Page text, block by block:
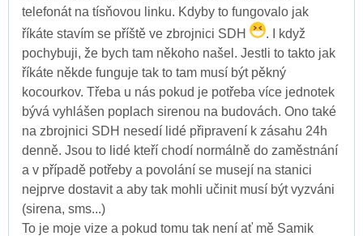
telefonát na tísňovou linku. Kdyby to fungovalo jak
říkáte stavím se příště ve zbrojnici SDH
. I když
pochybuji, že bych tam někoho našel. Jestli to takto jak
říkáte někde funguje tak to tam musí být pěkný
kocourkov. Třeba u nás pokud je potřeba více jednotek
bývá vyhlášen poplach sirenou na budovách. Ono také
na zbrojnici SDH nesedí lidé připravení k zásahu 24h
denně. Jsou to lidé kteří chodí normálně do zaměstnání
a v případě potřeby a povolání se musejí na stanici
nejprve dostavit a aby tak mohli učinit musí být vyzváni
(sirena, sms...)
To je moje vize a pokud tomu tak není ať mě Samik